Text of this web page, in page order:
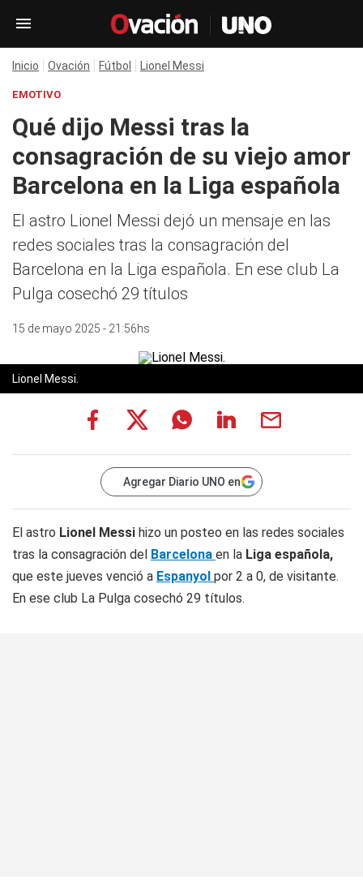
Inicio Ovación Fútbol Lionel Messi
EMOTIVO
Qué dijo Messi tras la
consagración de su viejo amor
Barcelona en la Liga española
El astro Lionel Messi dejó un mensaje en las
redes sociales tras la consagración del
Barcelona en la Liga española. En ese club La
Pulga cosechó 29 títulos
15 de mayo 2025 - 21:56hs
Lionel Messi.
Agregar Diario UNO en
El astro Lionel Messi hizo un posteo en las redes sociales
tras la consagración del Barcelona en la Liga española,
que este jueves venció a Espanyol por 2 a 0, de visitante.
En ese club La Pulga cosechó 29 títulos.